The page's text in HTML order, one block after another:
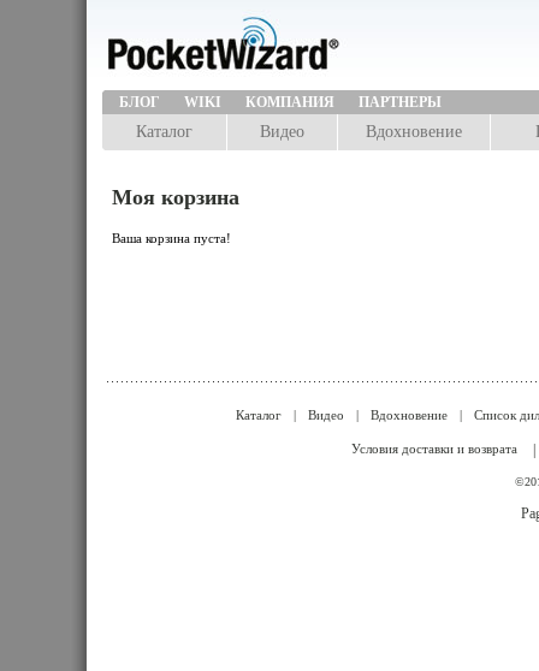
БЛОГ WIKI КОМПАНИЯ ПАРТНЕРЫ
Каталог Видео Вдохновение
Моя корзина
Ваша корзина пуста!
Каталог | Видео | Вдохновение | Список
Условия доставки и возврата |